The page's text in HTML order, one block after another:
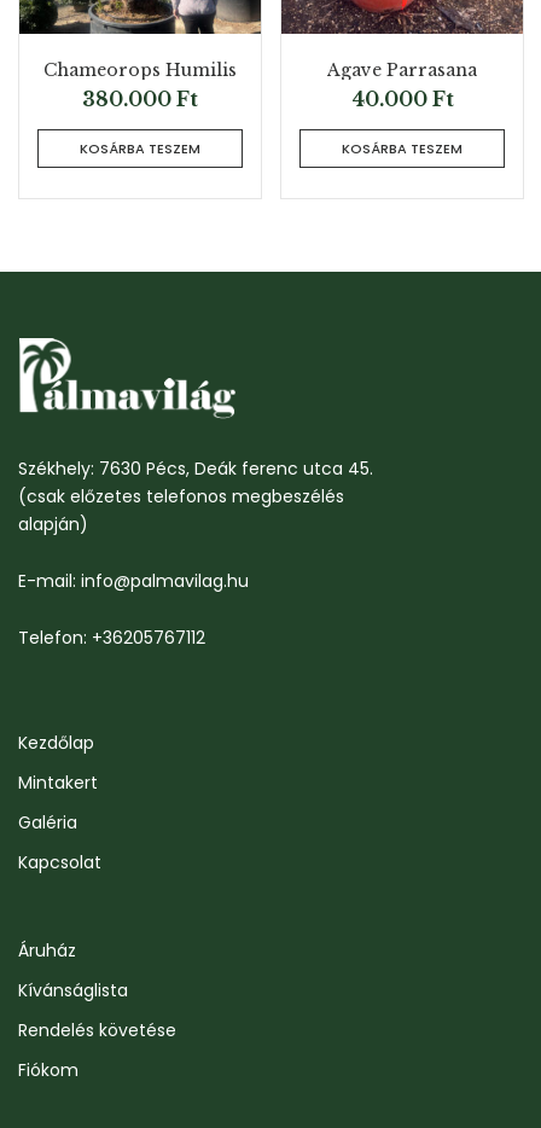
Chameorops Humilis
380.000 Ft
KOSÁRBA TESZEM
Agave Parrasana
40.000 Ft
KOSÁRBA TESZEM
Székhely: 7630 Pécs, Deák ferenc utca 45.
(csak előzetes telefonos megbeszélés
alapján)
E-mail: info@palmavilag.hu
Telefon: +36205767112
Kezdőlap
Mintakert
Galéria
Kapcsolat
Áruház
Kívánságlista
Rendelés követése
Fiókom